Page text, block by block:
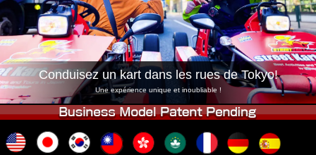
Tokyo Shinagawa Tokyo Akihabara#1
Tokyo Akihabara#2 Tokyo Shibuya
Tokyo Shibuya Annexe Baie de Tokyo
Tokyo Asakusa Osaka
Okinawa
Conduisez un kart dans les rues de Tokyo!
Une expérience unique et inoubliable !